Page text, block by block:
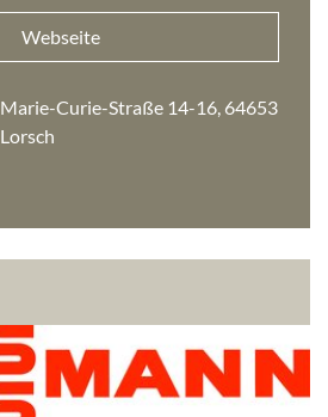
Webseite
Marie-Curie-Straße 14-16, 64653
Lorsch